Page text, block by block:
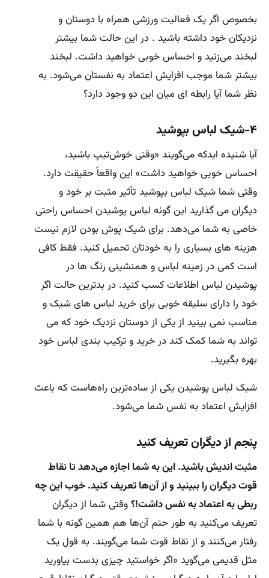
بخصوص اگر یک فعالیت ورزشی همراه با دوستان و
نزدیکان خود داشته باشید . در این حالت شما بیشتر
لبخند می‌زنید و احساس خوبی خواهید داشت. لبخند
بیشتر شما موجب افزایش اعتماد به نفستان می‌شود. به
نظر شما آیا رابطه ای میان این دو وجود دارد؟
۴-شیک لباس بپوشید
آیا شنیده ایدکه می‌گویند «وقتی خوش‌تیپ باشید،
احساس خوبی خواهید داشت» این واقعاً حقیقت دارد.
وقتی شما شیک لباس بپوشید تأثیر مثبت بر خود و
دیگران می گذارید این گونه لباس پوشیدن احساس راحتی
خاصی به شما می‌دهد. برای شیک پوش بودن لازم نیست
هزینه های بسیاری را به خودتان تحمیل کنید. فقط کافی
است کمی در زمینه لباس و همنشینی رنگ ها در
پوشیدن لباس اطلاعات کسب کنید. در بدترین حالت اگر
خود را دارای سلیقه خوبی برای خرید لباس های شیک و
مناسب نمی بینید از یکی از دوستان نزدیک خود که می
تواند به شما کمک کند در خرید و ترکیب بندی لباس خود
بهره بگیرید.
شیک لباس پوشیدن یکی از ساده‌ترین راه‌هاست که باعث
افزایش اعتماد به نفس شما می‌شود.
پنجم از دیگران تعریف کنید
مثبت اندیش باشید. این به شما اجازه می‌دهد تا نقاط
قوت دیگران را ببینید و از آن‌ها تعریف کنید. خوب این چه
ربطی به اعتماد به نفس داشت!؟وقتی شما از دیگران
تعریف می‌کنید به طور حتم آن‌ها هم همین گونه با شما
رفتار می‌کنند و از نقاط قوت شما می‌گویند. به قول یک
مثل قدیمی می‌گوید «اگر خواستید چیزی بدست بیاورید